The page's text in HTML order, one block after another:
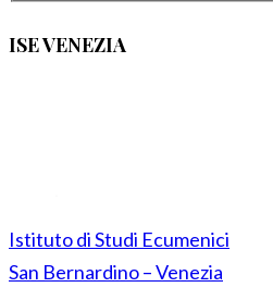
ISE VENEZIA
Istituto di Studi Ecumenici
San Bernardino – Venezia